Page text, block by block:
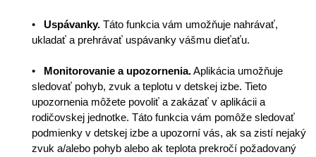
•Uspávanky. Táto funkcia vám umožňuje nahrávať,
ukladať a prehrávať uspávanky vášmu dieťaťu.
• Monitorovanie a upozornenia.Aplikácia umožňuje
sledovať pohyb, zvuk a teplotu v detskej izbe. Tieto
upozornenia môžete povoliť a zakázať v aplikácii a
rodičovskej jednotke. Táto funkcia vám pomôže sledovať
podmienky v detskej izbe a upozorní vás, ak sa zistí nejaký
zvuk a/alebo pohyb alebo ak teplota prekročí požadovaný